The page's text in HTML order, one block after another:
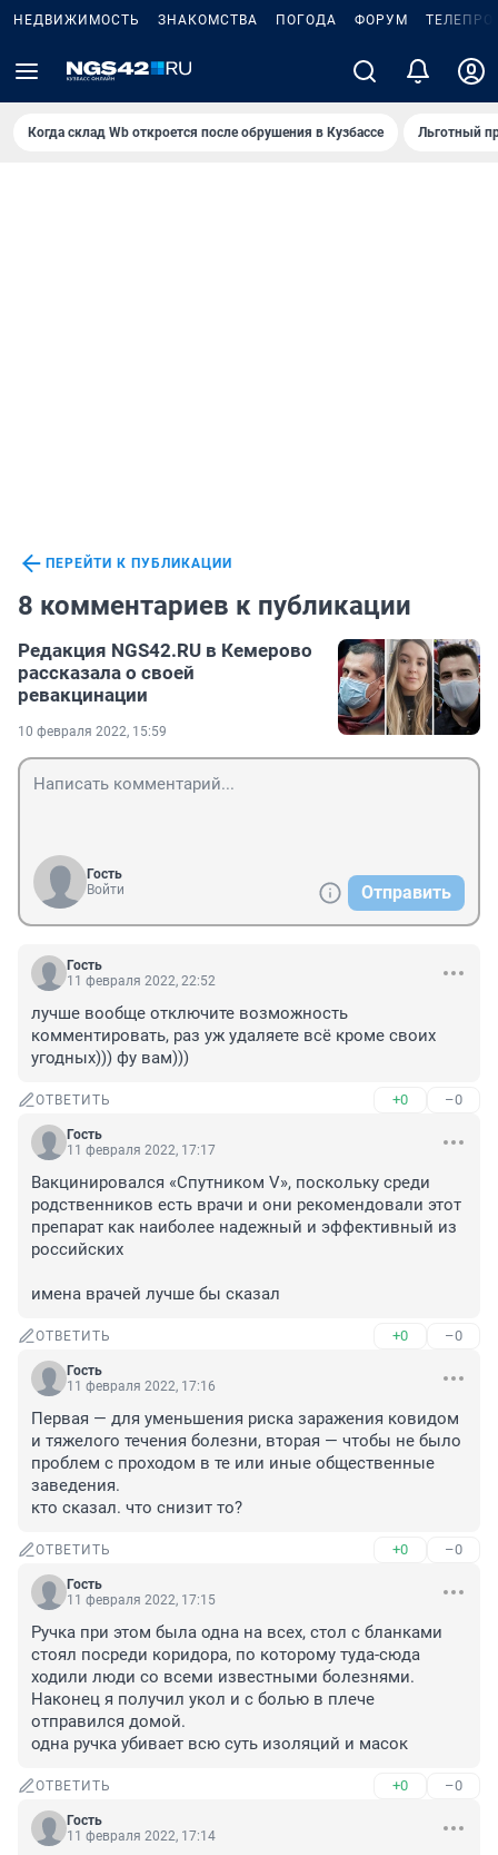
НЕДВИЖИМОСТЬ ЗНАКОМСТВА ПОГОДА ФОРУМ
Когда склад Wb откроется после обрушения в Кузбассе Льготный
ПЕРЕЙТИ К ПУБЛИКАЦИИ
8 комментариев к публикации
Редакция NGS42.RU в Кемерово
рассказала о своей
ревакцинации
10 февраля 2022, 15:59
Гость
Войти
Отправить
Гость
11 февраля 2022, 22:52
лучше вообще отключите возможность
комментировать, раз уж удаляете всё кроме своих
угодных))) фу вам)))
ОТВЕТИТЬ +0 –0
Гость
11 февраля 2022, 17:17
Вакцинировался «Спутником V», поскольку среди
родственников есть врачи и они рекомендовали этот
препарат как наиболее надежный и эффективный из
российских
имена врачей лучше бы сказал
ОТВЕТИТЬ +0 –0
Гость
11 февраля 2022, 17:16
Первая — для уменьшения риска заражения ковидом
и тяжелого течения болезни, вторая — чтобы не было
проблем с проходом в те или иные общественные
заведения.
кто сказал. что снизит то?
ОТВЕТИТЬ +0 –0
Гость
11 февраля 2022, 17:15
Ручка при этом была одна на всех, стол с бланками
стоял посреди коридора, по которому туда-сюда
ходили люди со всеми известными болезнями.
Наконец я получил укол и с болью в плече
отправился домой.
одна ручка убивает всю суть изоляций и масок
ОТВЕТИТЬ +0 –0
Гость
11 февраля 2022, 17:14